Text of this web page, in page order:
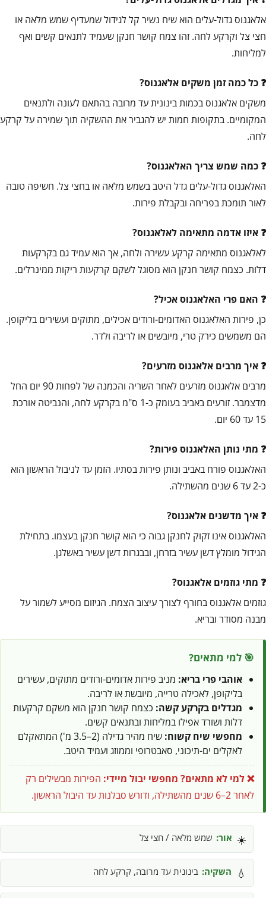
אלאגנוס גדול-עלים הוא שיח נשיר קל לגידול שמעדיף שמש מלאה או
חצי צל וקרקע לחה. זהו צמח קושר חנקן שעמיד לתנאים קשים ואף
למליחות.
כל כמה זמן משקים אלאגנוס?
משקים אלאגנוס בכמות בינונית עד מרובה בהתאם לעונה ולתנאים
המקומיים. בתקופות חמות יש להגביר את ההשקיה תוך שמירה על קרקע
לחה.
כמה שמש צריך האלאגנוס?
האלאגנוס גדול-עלים גדל היטב בשמש מלאה או בחצי צל. חשיפה טובה
לאור תומכת בפריחה ובקבלת פירות.
איזו אדמה מתאימה לאלאגנוס?
לאלאגנוס מתאימה קרקע עשירה ולחה, אך הוא עמיד גם בקרקעות
דלות. כצמח קושר חנקן הוא מסוגל לשקם קרקעות ריקות ממינרלים.
האם פרי האלאגנוס אכיל?
כן, פירות האלאגנוס האדומים-ורודים אכילים, מתוקים ועשירים בליקופן.
הם משמשים כירק טרי, מיובשים או לריבה ולדר.
איך מרבים אלאגנוס מזרעים?
מרבים אלאגנוס מזרעים לאחר השריה והכמנה של לפחות 90 יום החל
מדצמבר. זורעים באביב בעומק כ-1 ס"מ בקרקע לחה, והנביטה אורכת
15 עד 60 יום.
מתי נותן האלאגנוס פירות?
האלאגנוס פורח באביב ונותן פירות בסתיו. הזמן עד לניבול הראשון הוא
כ-2 עד 6 שנים מהשתילה.
איך מדשנים אלאגנוס?
האלאגנוס אינו זקוק לחנקן גבוה כי הוא קושר חנקן בעצמו. בתחילת
הגידול מומלץ דשן עשיר בזרחן, ובבגרות דשן עשיר באשלגן.
מתי גוזמים אלאגנוס?
גוזמים אלאגנוס בחורף לצורך עיצוב הצמח. הגיזום מסייע לשמור על
מבנה מסודר ובריא.
🎯 למי מתאים?
אוהבי פרי בריא: מניב פירות אדומים-ורודים מתוקים, עשירים
בליקופן, לאכילה טרייה, מיובשת או לריבה.
מגדלים בקרקע קשה: כצמח קושר חנקן הוא משקם קרקעות
דלות ושורד אפילו במליחות ובתנאים קשים.
מחפשי שיח קשוח:
שיח מהיר גדילה (2–3.5 מ') המתאקלם
לאקלים ים-תיכוני, סאבטרופי וממוזג ועמיד היטב.
❌ למי לא מתאים? מחפשי יבול מיידי: הפירות מבשילים רק
לאחר 2–6 שנים מהשתילה, ודורש סבלנות עד היבול הראשון.
☀️ אור: שמש מלאה / חצי צל
💧 השקיה: בינונית עד מרובה, קרקע לחה